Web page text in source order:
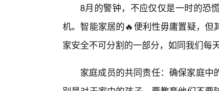
8月的警钟，不应仅仅是一时的恐
机。智能家居的🔥便利性毋庸置疑，
家安全不可分割的一部分，如同我们每
家庭成员的共同责任：确保家庭